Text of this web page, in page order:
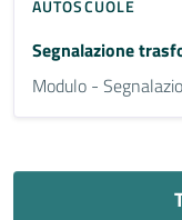
AUTOSCUOLE
Segnalazione
Modulo -